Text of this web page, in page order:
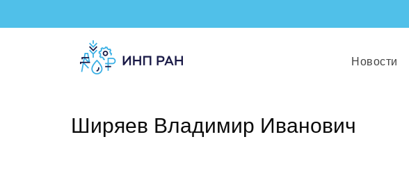
Новости
Ширяев Владимир Иванович